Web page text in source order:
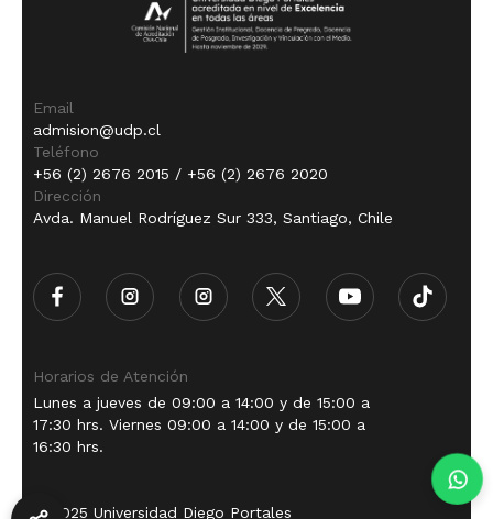
Email
admision@udp.cl
Teléfono
+56 (2) 2676 2015 / +56 (2) 2676 2020
Dirección
Avda. Manuel Rodríguez Sur 333, Santiago, Chile
Horarios de Atención
Lunes a jueves de 09:00 a 14:00 y de 15:00 a
17:30 hrs. Viernes 09:00 a 14:00 y de 15:00 a
16:30 hrs.
© 2025 Universidad Diego Portales